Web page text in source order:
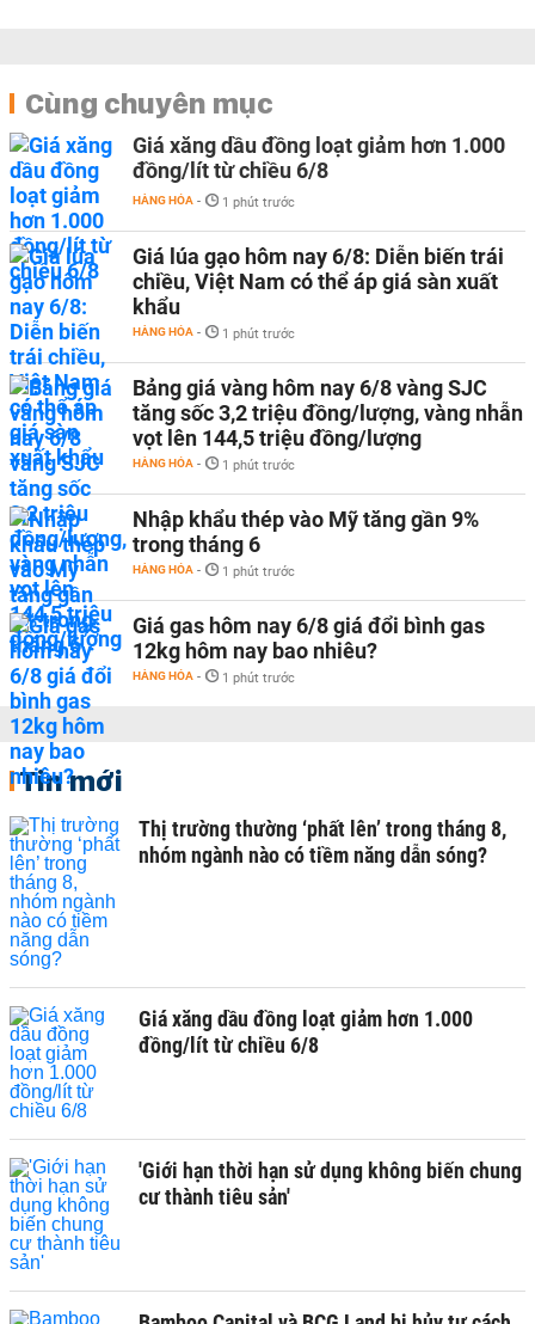
Cùng chuyên mục
Giá xăng dầu đồng loạt giảm hơn 1.000
đồng/lít từ chiều 6/8
HÀNG HÓA - 1 phút trước
Giá lúa gạo hôm nay 6/8: Diễn biến trái
chiều, Việt Nam có thể áp giá sàn xuất
khẩu
HÀNG HÓA - 1 phút trước
Bảng giá vàng hôm nay 6/8 vàng SJC
tăng sốc 3,2 triệu đồng/lượng, vàng nhẫn
vọt lên 144,5 triệu đồng/lượng
HÀNG HÓA - 1 phút trước
Nhập khẩu thép vào Mỹ tăng gần 9%
trong tháng 6
HÀNG HÓA - 1 phút trước
Giá gas hôm nay 6/8 giá đổi bình gas
12kg hôm nay bao nhiêu?
HÀNG HÓA - 1 phút trước
Tin mới
Thị trường thường ‘phất lên’ trong tháng 8,
nhóm ngành nào có tiềm năng dẫn sóng?
Giá xăng dầu đồng loạt giảm hơn 1.000
đồng/lít từ chiều 6/8
'Giới hạn thời hạn sử dụng không biến chung
cư thành tiêu sản'